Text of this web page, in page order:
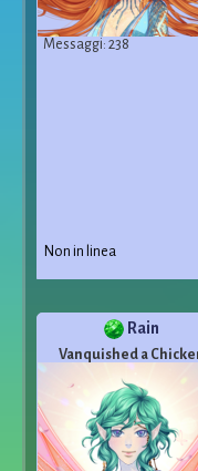
Messaggi: 238
Non in linea
Rain
Vanquished a